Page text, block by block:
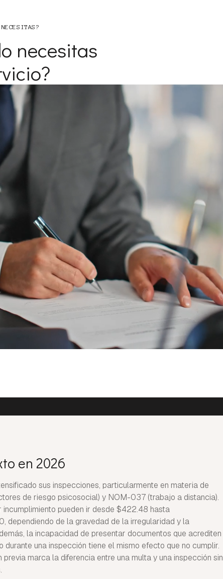
necesitas
en 2026
sus inspecciones, particularmente en materia de
de riesgo psicosocial) y NOM-037 (trabajo a distancia).
incumplimiento pueden ir desde $422.48 hasta
dependiendo de la gravedad de la irregularidad y la
la incapacidad de presentar documentos que acrediten
durante una inspección tiene el mismo efecto que no cumplir.
previa marca la diferencia entre una multa y una inspección sin